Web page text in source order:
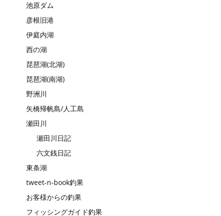
池原ダム
彦根旧港
伊庭内湖
西の湖
琵琶湖(北湖)
琵琶湖(南湖)
野洲川
矢橋帰帆島/人工島
瀬田川
瀬田川日記
六文銭日記
東条湖
tweet-n-book釣果
お客様からの釣果
フィッシングガイド釣果